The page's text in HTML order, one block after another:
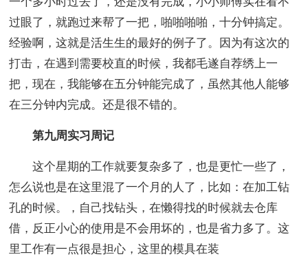
过眼了，就跑过来帮了一把，啪啪啪啪，十分钟搞定。
经验啊，这就是活生生的最好的例子了。因为有这次的
打击，在遇到需要校直的时候，我都毛遂自荐绣上一
把，现在，我能够在五分钟能完成了，虽然其他人能够
在三分钟内完成。还是很不错的。
第九周实习周记
这个星期的工作就要复杂多了，也是更忙一些了，
怎么说也是在这里混了一个月的人了，比如：在加工钻
孔的时候。，自己找钻头，在懒得找的时候就去仓库
借，反正小心的使用是不会用坏的，也是省力多了。这
里工作有一点很是担心，这里的模具在装